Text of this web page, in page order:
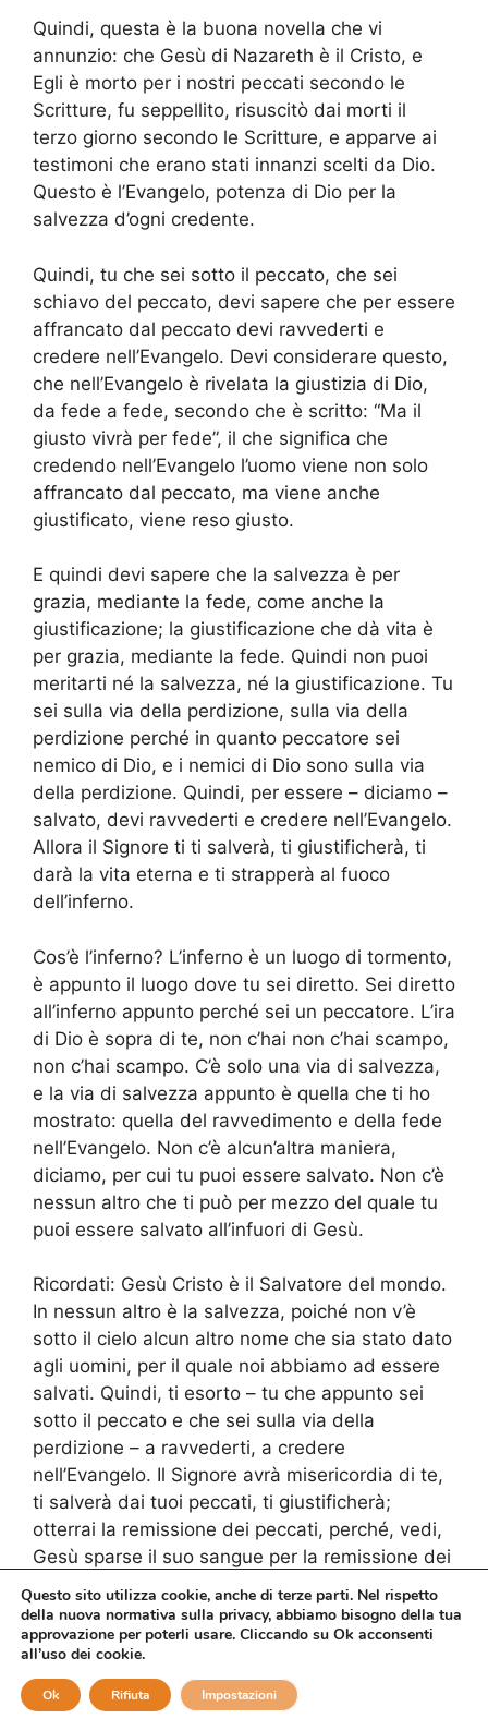
Quindi, questa è la buona novella che vi
annunzio: che Gesù di Nazareth è il Cristo, e
Egli è morto per i nostri peccati secondo le
Scritture, fu seppellito, risuscitò dai morti il
terzo giorno secondo le Scritture, e apparve ai
testimoni che erano stati innanzi scelti da Dio.
Questo è l’Evangelo, potenza di Dio per la
salvezza d’ogni credente.
Quindi, tu che sei sotto il peccato, che sei
schiavo del peccato, devi sapere che per essere
affrancato dal peccato devi ravvederti e
credere nell’Evangelo. Devi considerare questo,
che nell’Evangelo è rivelata la giustizia di Dio,
da fede a fede, secondo che è scritto: “Ma il
giusto vivrà per fede”, il che significa che
credendo nell’Evangelo l’uomo viene non solo
affrancato dal peccato, ma viene anche
giustificato, viene reso giusto.
E quindi devi sapere che la salvezza è per
grazia, mediante la fede, come anche la
giustificazione; la giustificazione che dà vita è
per grazia, mediante la fede. Quindi non puoi
meritarti né la salvezza, né la giustificazione. Tu
sei sulla via della perdizione, sulla via della
perdizione perché in quanto peccatore sei
nemico di Dio, e i nemici di Dio sono sulla via
della perdizione. Quindi, per essere – diciamo –
salvato, devi ravvederti e credere nell’Evangelo.
Allora il Signore ti ti salverà, ti giustificherà, ti
darà la vita eterna e ti strapperà al fuoco
dell’inferno.
Cos’è l’inferno? L’inferno è un luogo di tormento,
è appunto il luogo dove tu sei diretto. Sei diretto
all’inferno appunto perché sei un peccatore. L’ira
di Dio è sopra di te, non c’hai non c’hai scampo,
non c’hai scampo. C’è solo una via di salvezza,
e la via di salvezza appunto è quella che ti ho
mostrato: quella del ravvedimento e della fede
nell’Evangelo. Non c’è alcun’altra maniera,
diciamo, per cui tu puoi essere salvato. Non c’è
nessun altro che ti può per mezzo del quale tu
puoi essere salvato all’infuori di Gesù.
Ricordati: Gesù Cristo è il Salvatore del mondo.
In nessun altro è la salvezza, poiché non v’è
sotto il cielo alcun altro nome che sia stato dato
agli uomini, per il quale noi abbiamo ad essere
salvati. Quindi, ti esorto – tu che appunto sei
sotto il peccato e che sei sulla via della
perdizione – a ravvederti, a credere
nell’Evangelo. Il Signore avrà misericordia di te,
ti salverà dai tuoi peccati, ti giustificherà;
otterrai la remissione dei peccati, perché, vedi,
Gesù sparse il suo sangue per la remissione dei
nostri peccati, e otterrai la vita eterna, sì, la vita
eterna. E quindi avrai la certezza che quando
morirai, ti dipartirai dal corpo e andrai ad
abitare con il Signore nel regno dei cieli.
Questo sito utilizza cookie, anche di terze parti. Nel rispetto
della nuova normativa sulla privacy, abbiamo bisogno della tua
approvazione per poterli usare. Cliccando su Ok acconsenti
all’uso dei cookie.
Ok Rifiuta Impostazioni